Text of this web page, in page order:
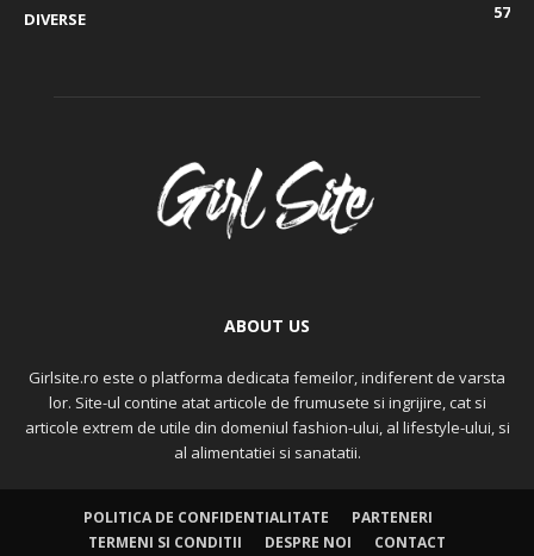
DIVERSE
57
ABOUT US
Girlsite.ro este o platforma dedicata femeilor, indiferent de varsta
lor. Site-ul contine atat articole de frumusete si ingrijire, cat si
articole extrem de utile din domeniul fashion-ului, al lifestyle-ului, si
al alimentatiei si sanatatii.
POLITICA DE CONFIDENTIALITATE
PARTENERI
TERMENI SI CONDITII
DESPRE NOI CONTACT